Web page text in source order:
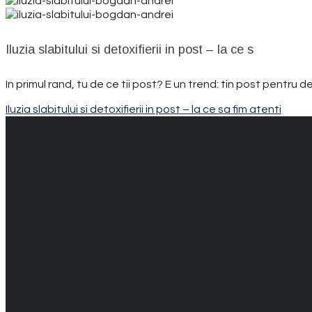
Iluzia slabitului si detoxifierii in post – la ce s
In primul rand, tu de ce tii post? E un trend: tin post pentru
Iluzia slabitului si detoxifierii in post – la ce sa fim atenti